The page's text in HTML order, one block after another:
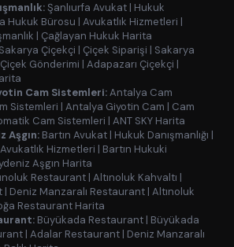
Şanlıurfa Avukat | Hukuk
Hukuk Bürosu | Avukatlık Hizmetleri |
| Çağlayan Hukuk Harita
Sakarya Çiçekçi | Çiçek Siparişi | Sakarya
Gönderimi | Adapazarı Çiçekçi |
Cam Sistemleri:Antalya Cam
Sistemleri | Antalya Giyotin Cam | Cam
Cam Sistemleri | ANT SKY Harita
Aşgın: Bartın Avukat | Hukuk Danışmanlığı |
Avukatlık Hizmetleri | Bartın Hukuki
Aşgın Harita
Restaurant | Altınoluk Kahvaltı |
| Deniz Manzaralı Restaurant | Altınoluk
Restaurant Harita
Büyükada Restaurant | Büyükada
| Adalar Restaurant | Deniz Manzaralı